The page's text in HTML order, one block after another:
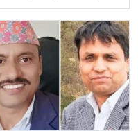
मुद्दा हेर्दा हेर्दैमा राखेर
टुंग्याइँदै